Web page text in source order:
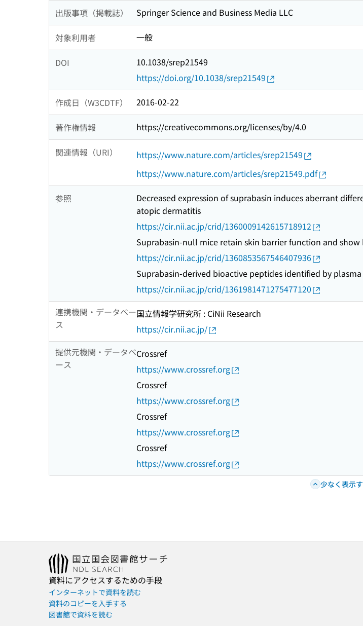
出版事項（掲載誌） Springer Science and Business Media LLC
対象利用者 一般
DOI
10.1038/srep21549
https://doi.org/10.1038/srep21549
作成日（W3CDTF） 2016-02-22
著作権情報 https://creativecommons.org/licenses/by/4.0
関連情報（URI）
https://www.nature.com/articles/srep21549
https://www.nature.com/articles/srep21549.pdf
参照
Decreased expression of suprabasin induces aberrant
atopic dermatitis
https://cir.nii.ac.jp/crid/1360009142615718912
Suprabasin-null mice retain skin barrier function and
https://cir.nii.ac.jp/crid/1360853567546407936
Suprabasin-derived bioactive peptides identified by
https://cir.nii.ac.jp/crid/1361981471275477120
連携機関・データベー
ス
国立情報学研究所 : CiNii Research
https://cir.nii.ac.jp/
提供元機関・データベ
ース
Crossref
https://www.crossref.org
Crossref
https://www.crossref.org
Crossref
https://www.crossref.org
Crossref
https://www.crossref.org
少なく表示
資料にアクセスするための手段
インターネットで資料を読む
資料のコピーを入手する
図書館で資料を読む